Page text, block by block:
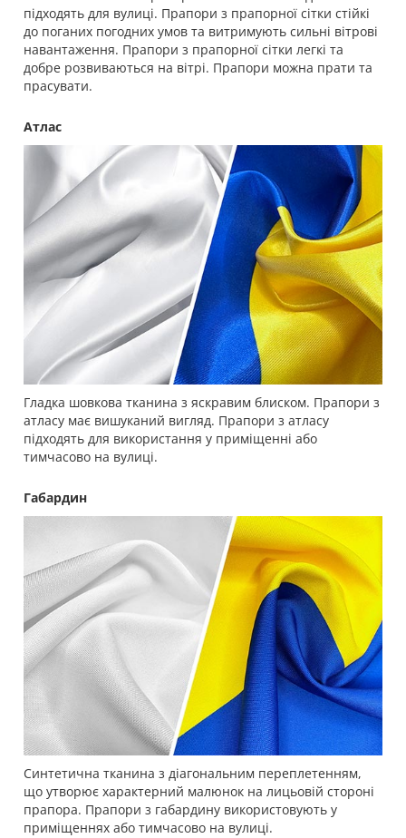
підходять для вулиці. Прапори з прапорної сітки стійкі
до поганих погодних умов та витримують сильні вітрові
навантаження. Прапори з прапорної сітки легкі та
добре розвиваються на вітрі. Прапори можна прати та
прасувати.
Атлас
Гладка шовкова тканина з яскравим блиском. Прапори з
атласу має вишуканий вигляд. Прапори з атласу
підходять для використання у приміщенні або
тимчасово на вулиці.
Габардин
Синтетична тканина з діагональним переплетенням,
що утворює характерний малюнок на лицьовій стороні
прапора. Прапори з габардину використовують у
приміщеннях або тимчасово на вулиці.